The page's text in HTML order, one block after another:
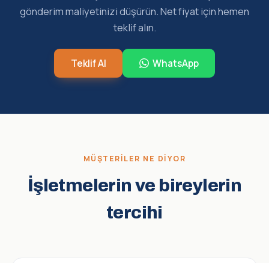
gönderim maliyetinizi düşürün. Net fiyat için hemen
teklif alın.
Teklif Al WhatsApp
MÜŞTERILER NE DIYOR
İşletmelerin ve bireylerin
tercihi